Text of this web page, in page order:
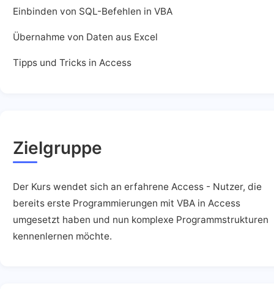
Einbinden von SQL-Befehlen in VBA
Übernahme von Daten aus Excel
Tipps und Tricks in Access
Zielgruppe
Der Kurs wendet sich an erfahrene Access - Nutzer, die
bereits erste Programmierungen mit VBA in Access
umgesetzt haben und nun komplexe Programmstrukturen
kennenlernen möchte.